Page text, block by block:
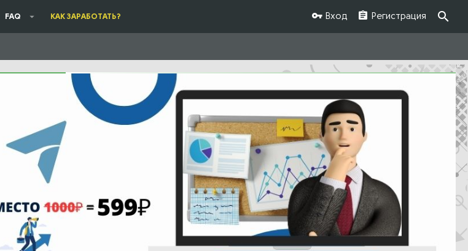
FAQ КАК ЗАРАБОТАТЬ? Вход Регистрация